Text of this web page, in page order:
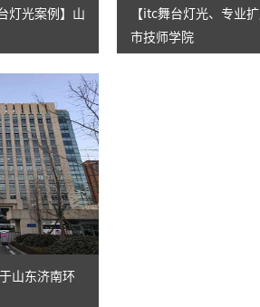
AI智慧录播系统
庭审录播
智能AI会议纪要系列
智慧党建系列
讯笛会议系列
小间距LED显示屏
灯光案例】山
【itc舞台灯光、专业
市技师学院
山东济南环